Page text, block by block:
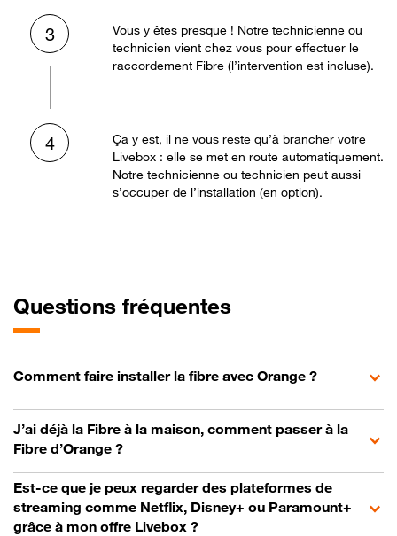
3
Vous y êtes presque ! Notre technicienne ou
technicien vient chez vous pour effectuer le
raccordement Fibre (l’intervention est incluse).
4
Ça y est, il ne vous reste qu’à brancher votre
Livebox : elle se met en route automatiquement.
Notre technicienne ou technicien peut aussi
s’occuper de l’installation (en option).
Questions fréquentes
Comment faire installer la fibre avec Orange ?
J’ai déjà la Fibre à la maison, comment passer à la
Fibre d’Orange ?
Est-ce que je peux regarder des plateformes de
streaming comme Netflix, Disney+ ou Paramount+
grâce à mon offre Livebox ?